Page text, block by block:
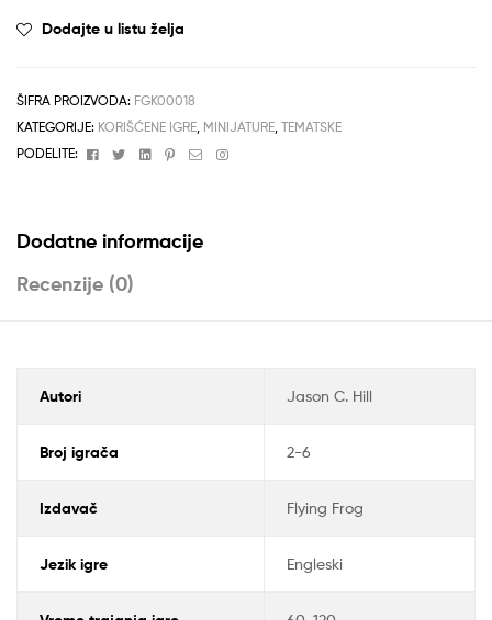
Dodajte u listu želja
ŠIFRA PROIZVODA: FGK00018
KATEGORIJE: KORIŠĆENE IGRE, MINIJATURE, TEMATSKE
PODELITE:
FacebookTwitterLinkedinPinterest
EmailInstagram
Dodatne informacije
Recenzije (0)
Autori Jason C. Hill
Broj igrača 2-6
Izdavač Flying Frog
Jezik igre Engleski